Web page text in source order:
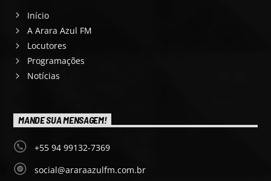
Início
A Arara Azul FM
Locutores
Programações
Notícias
MANDE SUA MENSAGEM!
+55 94 99132-7369
social@araraazulfm.com.br